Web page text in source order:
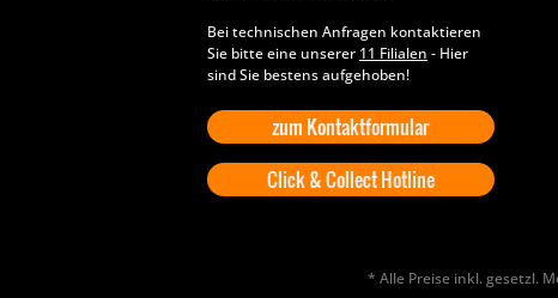
Bei technischen Anfragen kontaktieren
Sie bitte eine unserer 11 Filialen - Hier
sind Sie bestens aufgehoben!
zum Kontaktformular
Click & Collect Hotline
* Alle Preise inkl. gesetzl.